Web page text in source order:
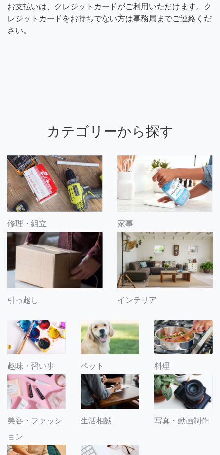
お支払いは、クレジットカードがご利用いただけます。ク
レジットカードをお持ちでない方は事務局までご連絡くだ
さい。
カテゴリーから探す
修理・組立 家事
引っ越し インテリア
趣味・習い事 ペット 料理
美容・ファッシ
ョン
生活相談 写真・動画制作